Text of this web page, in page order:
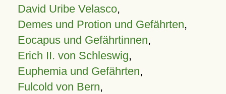
David Uribe Velasco,
Demes und Protion und Gefährten,
Eocapus und Gefährtinnen,
Erich II. von Schleswig,
Euphemia und Gefährten,
Fulcold von Bern,